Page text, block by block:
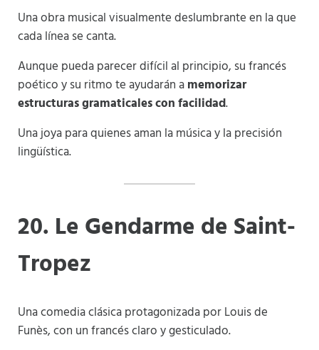
Una obra musical visualmente deslumbrante en la que
cada línea se canta.
Aunque pueda parecer difícil al principio, su francés
poético y su ritmo te ayudarán amemorizar
estructuras gramaticales con facilidad.
Una joya para quienes aman la música y la precisión
lingüística.
20. Le Gendarme de Saint-
Tropez
Una comedia clásica protagonizada por Louis de
Funès, con un francés claro y gesticulado.